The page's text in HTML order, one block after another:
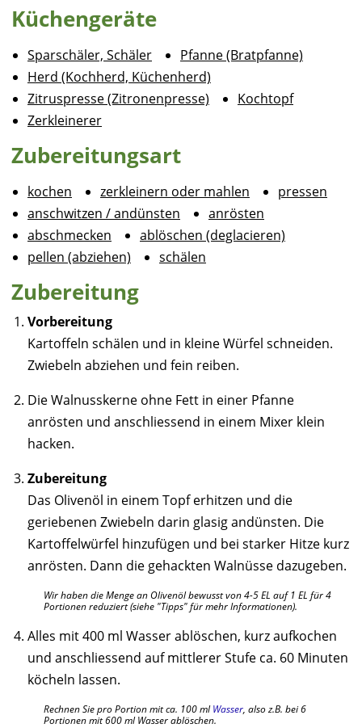
Küchengeräte
Sparschäler, Schäler
Pfanne (Bratpfanne)
Herd (Kochherd, Küchenherd)
Zitruspresse (Zitronenpresse)
Kochtopf
Zerkleinerer
Zubereitungsart
kochen zerkleinern oder mahlen
pressen
anschwitzen / andünsten
anrösten
abschmecken
ablöschen (deglacieren)
pellen (abziehen)
schälen
Zubereitung
Vorbereitung
Kartoffeln schälen und in kleine Würfel schneiden.
Zwiebeln abziehen und fein reiben.
Die Walnusskerne ohne Fett in einer Pfanne
anrösten und anschliessend in einem Mixer klein
hacken.
Zubereitung
Das Olivenöl in einem Topf erhitzen und die
geriebenen Zwiebeln darin glasig andünsten. Die
Kartoffelwürfel hinzufügen und bei starker Hitze kurz
anrösten. Dann die gehackten Walnüsse dazugeben.
Wir haben die Menge an Olivenöl bewusst von 4-5 EL auf 1 EL für 4
Portionen reduziert (siehe "Tipps" für mehr Informationen).
Alles mit 400 ml Wasser ablöschen, kurz aufkochen
und anschliessend auf mittlerer Stufe ca. 60 Minuten
köcheln lassen.
Rechnen Sie pro Portion mit ca. 100 mlWasser, also z.B. bei 6
Portionen mit 600 ml Wasser ablöschen.